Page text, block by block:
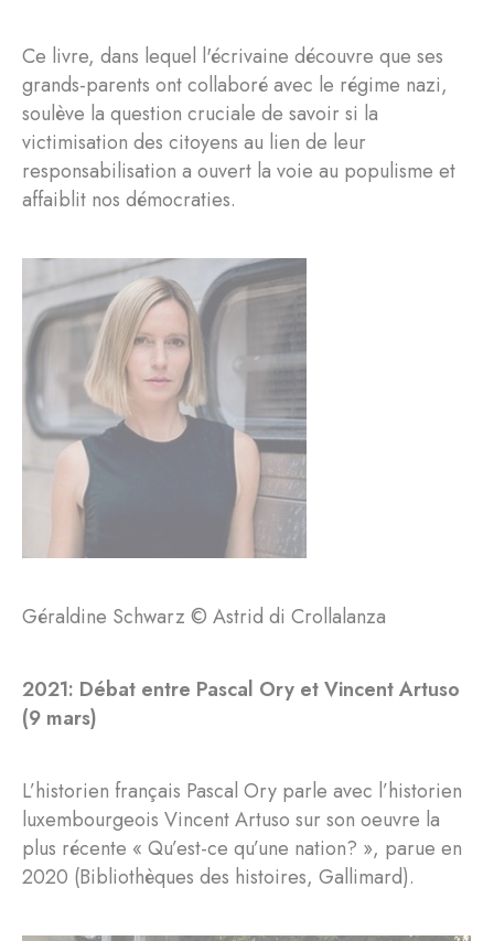
Ce livre, dans lequel l'écrivaine découvre que ses
grands-parents ont collaboré avec le régime nazi,
soulève la question cruciale de savoir si la
victimisation des citoyens au lien de leur
responsabilisation a ouvert la voie au populisme et
affaiblit nos démocraties.
Géraldine Schwarz © Astrid di Crollalanza
2021: Débat entre Pascal Ory et Vincent Artuso
(9 mars)
L’historien français Pascal Ory parle avec l’historien
luxembourgeois Vincent Artuso sur son oeuvre la
plus récente « Qu’est-ce qu’une nation? », parue en
2020 (Bibliothèques des histoires, Gallimard).